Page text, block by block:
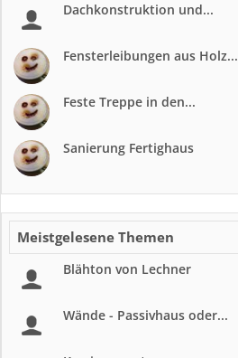
Dachkonstruktion und...
Fensterleibungen aus Holz...
Feste Treppe in den...
Sanierung Fertighaus
Meistgelesene Themen
Blähton von Lechner
Wände - Passivhaus oder...